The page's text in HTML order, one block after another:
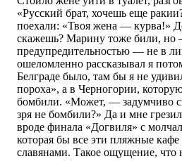
«Русский брат, хочешь еще
поехали: «Твоя жена — курва!»
скажешь? Марину тоже били, но
предупредительностью — не в
ошеломленно рассказывал я
Белграде было, там бы я не
пороха», а в Черногории,
бомбили. «Может, — задумчиво
зря не бомбили?» Да и мне
вроде финала «Догвиля» с
которая бы все эти пляжные кафе
славянами. Такое ощущение, что